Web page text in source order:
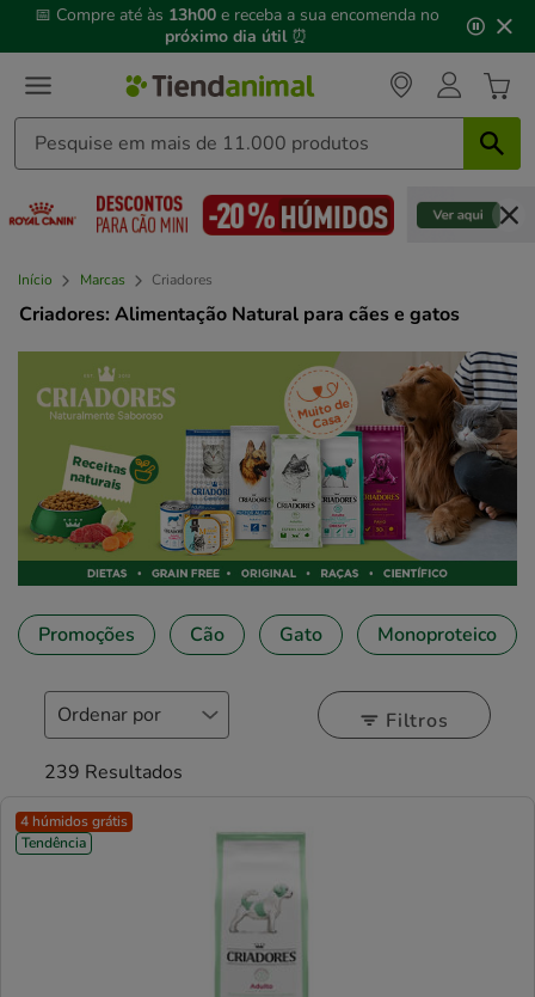
3,
mensagem,
📅 Compre até às 13h00 e receba a sua encomenda no
próximo dia útil ⏰
Início Marcas Criadores
Criadores: Alimentação Natural para cães e gatos
Promoções Cão Gato Monoproteico
Filtros
239 Resultados
4 húmidos grátis
Tendência